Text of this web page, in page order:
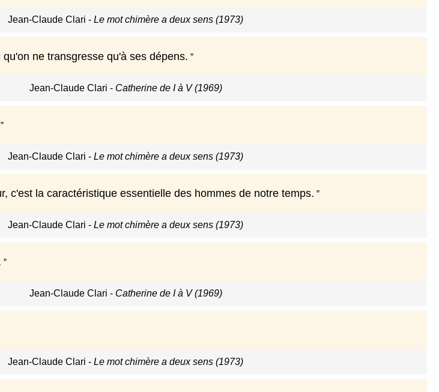
Jean-Claude Clari - Le mot chimère a deux sens (1973)
ne transgresse qu'à ses dépens.
Jean-Claude Clari - Catherine de I à V (1969)
Jean-Claude Clari - Le mot chimère a deux sens (1973)
c'est la caractéristique essentielle des hommes de notre temps.
Jean-Claude Clari - Le mot chimère a deux sens (1973)
Jean-Claude Clari - Catherine de I à V (1969)
Jean-Claude Clari - Le mot chimère a deux sens (1973)